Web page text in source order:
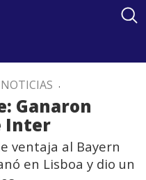
NOTICIAS .
Ganaron
Inter
ventaja al Bayern
en Lisboa y dio un